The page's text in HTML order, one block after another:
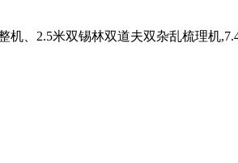
、2.5米双锡林双道夫双杂乱梳理机